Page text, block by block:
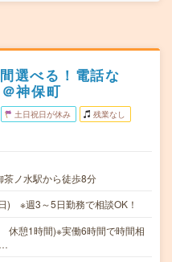
選べる！電話な
神保町
土日祝日が休み 残業なし
ノ水駅から徒歩8分
) ※週3～5日勤務で相談OK！
憩1時間)※実働6時間で時間相